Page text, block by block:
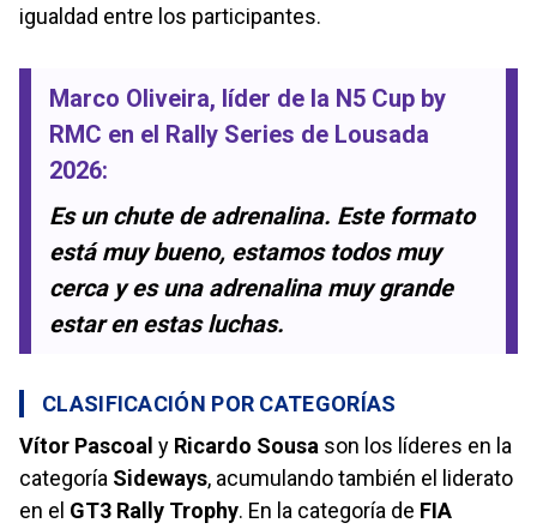
igualdad entre los participantes.
Marco Oliveira, líder de la N5 Cup by
RMC en el Rally Series de Lousada
2026:
Es un chute de adrenalina. Este formato
está muy bueno, estamos todos muy
cerca y es una adrenalina muy grande
estar en estas luchas.
CLASIFICACIÓN POR CATEGORÍAS
Vítor Pascoal y Ricardo Sousa son los líderes en la
categoría Sideways, acumulando también el liderato
en el GT3 Rally Trophy. En la categoría de FIA